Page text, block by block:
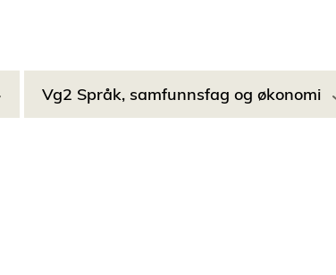
Vg2 Språk, samfunnsfag og økonomi